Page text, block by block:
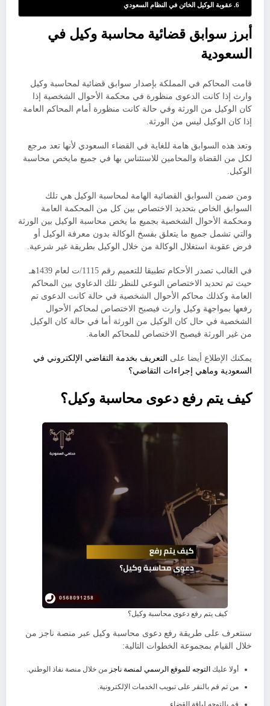
عقوبة الوكيل الخائن في النظام السعودي
أبرز سوابق قضائية محاسبة وكيل في
السعودية
قامت المحاكم في المملكة بإصدار سوابق قضائية لمحاسبة وكيل
وارث إذا كانت الدعوى منظورة في محكمة الأحوال الشخصية إذا
كان الوكيل من الورثة وفي حالة كانت منظورة أمام المحاكم العامة
إذا كان الوكيل ليس من الورثة.
وتعد هذه السوابق هامة للغاية في القضاء السعودي لأنها تعد مرجع
لكل من القضاة والمحامين للاستئناس بها في جميع مايخص محاسبة
الوكيل.
ومن ضمن السوابق القضائية الهامة لمحاسبة الوكيل هي تلك
السوابق الخاص بتحديد الاختصاص بين كل من المحكمة العامة
ومحكمة الأحوال الشخصية بجميع ما يخص محاسبة الوكيل بين الورثة
والتي تشمل جميع ما يتعلق بفسخ الوكالة بدون معرفة الوكيل أو
فرض عقوبة استغلال الوكالة من خلال الوكيل بطريقة غير شرعية.
في الغالب تصدر الأحكام تطبيقا للتعميم رقم 1115/ت لعام 1439هـ
حيث تم تحديد الاختصاص النوعي للنظر تلك الدعاوي بين المحاكم
العامة وكذلك محاكم الأحوال الشخصية في حالة كانت الدعوى تم
رفعها بمواجهة وكيل وارث فيصبح الاختصاص لمحاكم الأحوال
الشخصية في حال كان الوكيل من الورثة أما في حالة كان الوكيل
من غير الورثة فيصبح الاختصاص للمحاكم العامة.
يمكنك الإطلاع أيضا على
التعريف بخدمة التقاضي الإلكتروني في
السعودية وماهي إجراءات التقاضي؟
كيف يتم رفع دعوى محاسبة وكيل؟
كيف يتم رفع دعوى محاسبة وكيل؟
سنتعرف على طريقة رفع دعوى محاسبة وكيل عبر منصة ناجز من
خلال القيام بمجموعة الخطوات التالية:
أولا عليك التوجه للموقع الرسمي لمنصة ناجز من خلال منصة نفاذ الوطني.
من ثم قم بالنقر على تبويب الخدمات الإلكترونية.
قم بالتوجه لباقة القضاء.